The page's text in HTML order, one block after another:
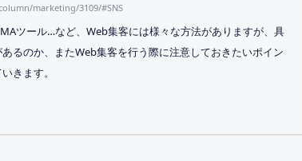
marketing/3109/#SNS
ツール…など、Web集客には様々な方法がありますが、具
るのか、またWeb集客を行う際に注意しておきたいポイン
きます。